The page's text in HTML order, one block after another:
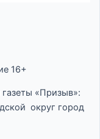
16+
«Призыв»:
округ город